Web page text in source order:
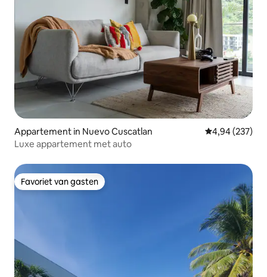
Appartement in Nuevo Cuscatlan Gemiddelde
4,94 (237)
Luxe appartement met auto
Favoriet van gasten
Favoriet van gasten